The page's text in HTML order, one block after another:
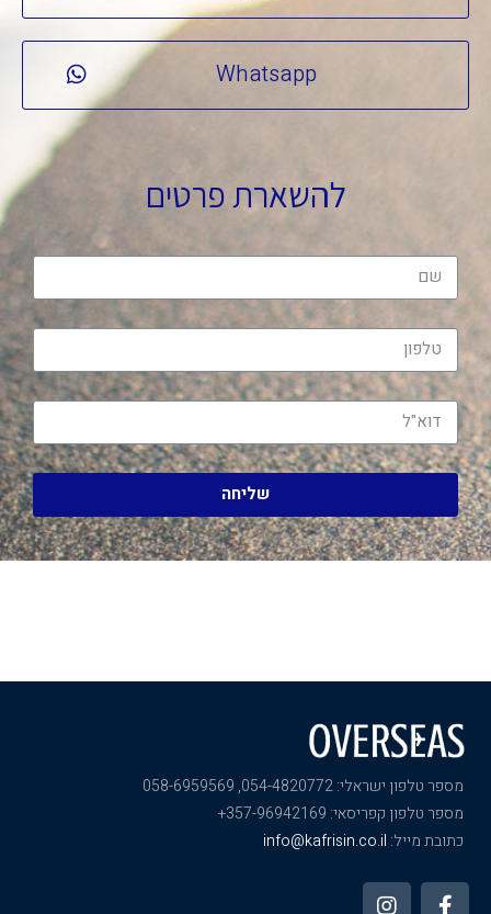
Whatsapp
להשארת פרטים
שליחה
מספר טלפון ישראלי: 054-4820772, 058-6959569
מספר טלפון קפריסאי: 357-96942169+
כתובת מייל: info@kafrisin.co.il